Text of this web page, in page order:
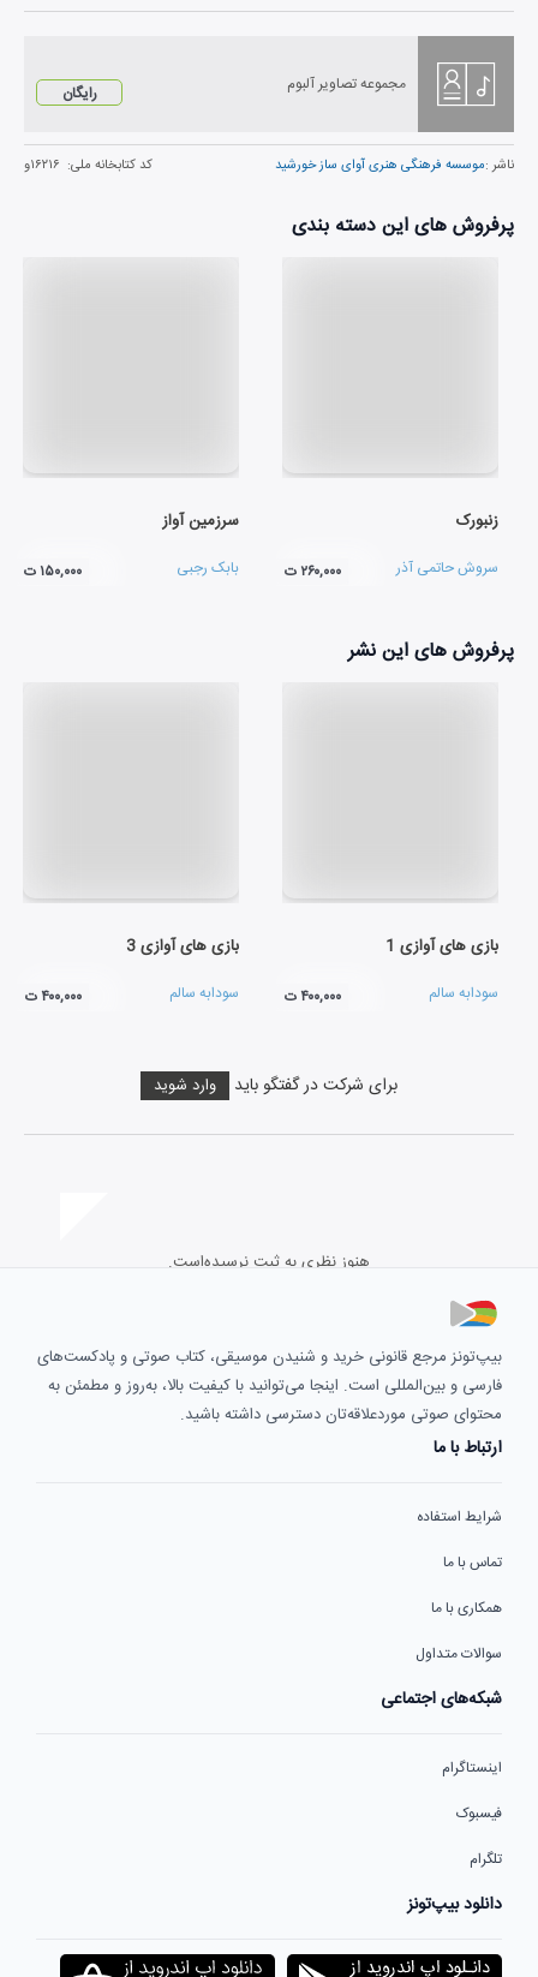
مجموعه تصاویر آلبوم رایگان
ناشر :موسسه فرهنگی هنری آوای ساز خورشید کد کتابخانه ملی: ۱۶۲۱۶و
پرفروش های این دسته بندی
زنبورک
سروش حاتمی آذر ۲۶۰,۰۰۰ ت
سرزمین آواز
بابک رجبی ۱۵۰,۰۰۰ ت
پرفروش های این نشر
بازی های آوازی 1
سودابه سالم ۴۰۰,۰۰۰ ت
بازی های آوازی 3
سودابه سالم ۴۰۰,۰۰۰ ت
برای شرکت در گفتگو باید وارد شوید
هنوز نظری به ثبت نرسیده‌است.
بیپ‌تونز مرجع قانونی خرید و شنیدن موسیقی، کتاب صوتی و پادکست‌های
فارسی و بین‌المللی است. اینجا می‌توانید با کیفیت بالا، به‌روز و مطمئن به
محتوای صوتی موردعلاقه‌تان دسترسی داشته باشید.
ارتباط با ما
شرایط استفاده
تماس با ما
همکاری با ما
سوالات متداول
شبکه‌های اجتماعی
اینستاگرام
فیسبوک
تلگرام
دانلود بیپ‌تونز